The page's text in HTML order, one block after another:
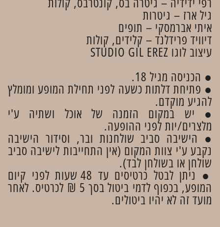
גיל ארז – גיטרות
איתי אברמסקי – תופים
דיוויד פרידלנד – קלידים, קולות
עיצוב לוגו STUDIO GIL EREZ
● הכניסה מגיל 18.
● פתיחת דלתות כשעה לפני תחילת המופע ומומלץ
להגיע מוקדם.
● יש במקום הזמנה של אוכל ושתיה ע'י
מלצרים/יות לפני ההופעה.
● הישיבה סביב שולחנות ובר, וסידור הישיבה
נקבע ע'י צוות המקום (אין התחייבות לישיבה סביב
שולחן או בשולחן לבד).
● ניתן לבטל כרטיסים עד 48 שעות לפני קיום
המופע, בכפוף לדמי ביטול בסך 5 ₪ לכרטיס. לאחר
מועד זה לא יהיו ביטולים.